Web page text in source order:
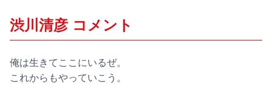
渋川清彦 コメント
俺は生きてここにいるぜ。
これからもやっていこう。